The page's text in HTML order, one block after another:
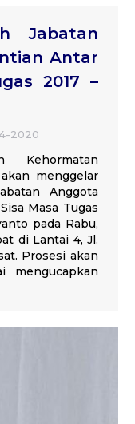
Jabatan
Antar
2017 –
2020
menggelar
Anggota
Masa Tugas
pada Rabu,
di Lantai 4, Jl.
Prosesi akan
mengucapkan